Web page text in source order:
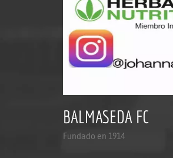
BALMASEDA FC
Fundado en 1914